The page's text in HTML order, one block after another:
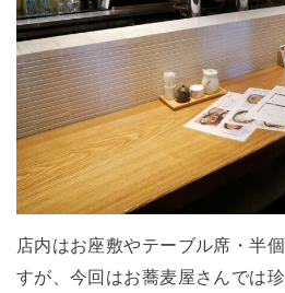
店内はお座敷やテーブル席・半
すが、今回はお蕎麦屋さんでは